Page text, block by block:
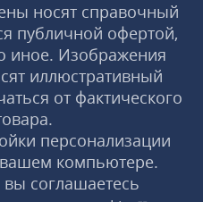
носят справочный
публичной офертой,
иное. Изображения
иллюстративный
от фактического
персонализации
компьютере.
вы соглашаетесь